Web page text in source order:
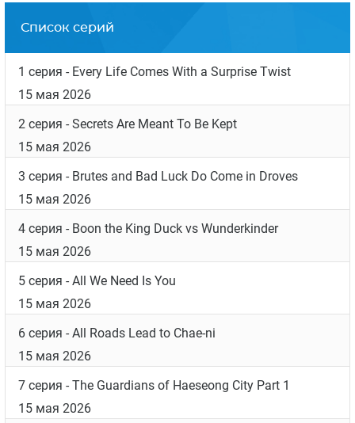
Список серий
1 серия - Every Life Comes With a Surprise Twist
15 мая 2026
2 серия - Secrets Are Meant To Be Kept
15 мая 2026
3 серия - Brutes and Bad Luck Do Come in Droves
15 мая 2026
4 серия - Boon the King Duck vs Wunderkinder
15 мая 2026
5 серия - All We Need Is You
15 мая 2026
6 серия - All Roads Lead to Chae-ni
15 мая 2026
7 серия - The Guardians of Haeseong City Part 1
15 мая 2026